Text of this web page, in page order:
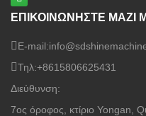
ΕΠΙΚΟΙΝΩΝΗΣΤΕ ΜΑΖΙ
E-mail:
Τηλ:+8615806625431
Διεύθυνση:
7ος όροφος, κτίριο Yongan,